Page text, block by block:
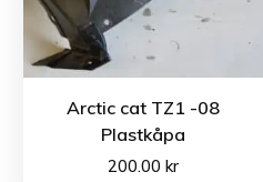
Arctic cat TZ1 -08
Plastkåpa
200.00 kr